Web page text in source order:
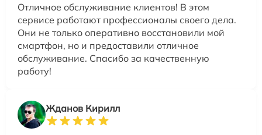
Отличное обслуживание клиентов! В этом
сервисе работают профессионалы своего дела.
Они не только оперативно восстановили мой
смартфон, но и предоставили отличное
обслуживание. Спасибо за качественную
работу!
Жданов Кирилл